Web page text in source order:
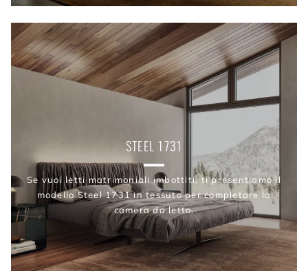
STEEL 1731
Se vuoi letti matrimoniali imbottiti, ti presentiamo il
modello Steel 1731 in tessuto per completare la
camera da letto.